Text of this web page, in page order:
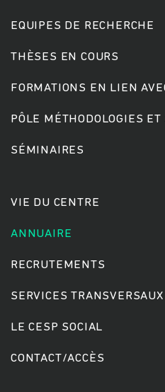
EQUIPES DE RECHERCHE
THÈSES EN COURS
FORMATIONS EN LIEN
PÔLE MÉTHODOLOGIES ET
SÉMINAIRES
VIE DU CENTRE
ANNUAIRE
RECRUTEMENTS
SERVICES TRANSVERSAUX
LE CESP SOCIAL
CONTACT/ACCÈS